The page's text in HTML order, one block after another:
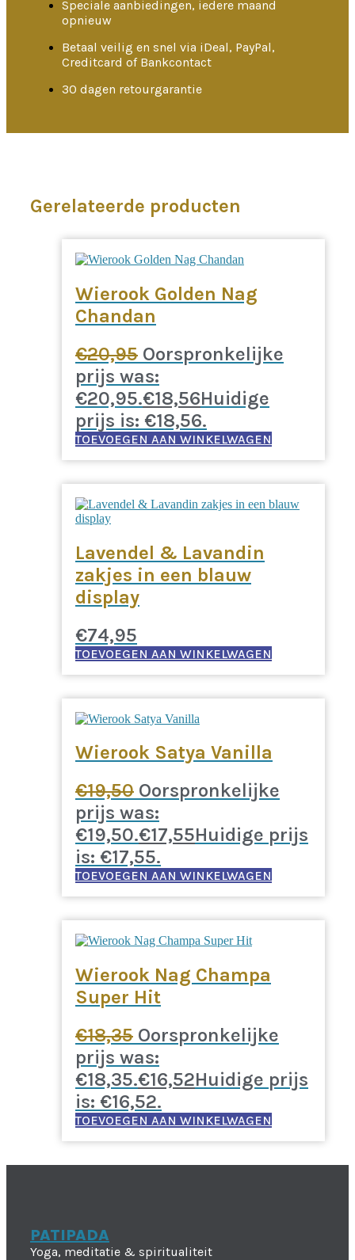
Speciale aanbiedingen, iedere maand
opnieuw
Betaal veilig en snel via iDeal, PayPal,
Creditcard of Bankcontact
30 dagen retourgarantie
Gerelateerde producten
Wierook Golden Nag
Chandan
€20,95 Oorspronkelijke
prijs was:
€20,95.€18,56Huidige
prijs is: €18,56.
TOEVOEGEN AAN WINKELWAGEN
Lavendel & Lavandin
zakjes in een blauw
display
€74,95
TOEVOEGEN AAN WINKELWAGEN
Wierook Satya Vanilla
€19,50 Oorspronkelijke
prijs was:
€19,50.€17,55Huidige prijs
is: €17,55.
TOEVOEGEN AAN WINKELWAGEN
Wierook Nag Champa
Super Hit
€18,35 Oorspronkelijke
prijs was:
€18,35.€16,52Huidige prijs
is: €16,52.
TOEVOEGEN AAN WINKELWAGEN
PATIPADA
Yoga, meditatie & spiritualiteit